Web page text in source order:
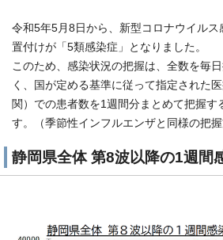
令和5年5月8日から、新型コロナウイルス
置付けが「5類感染症」となりました。
このため、感染状況の把握は、全数を毎
く、国が定める基準に従って指定された
関）での患者数を1週間分まとめて把握す
す。（季節性インフルエンザと同様の把握
静岡県全体 第8波以降の1週間